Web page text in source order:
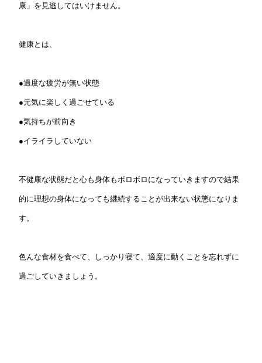
康」を見逃してはいけません。
健康とは、
●過度な疲労が無い状態
●元気に楽しく過ごせている
●気持ちが前向き
●イライラしていない
不健康な状態だと心も身体もボロボロになっていきますので結果
的に理想の身体になっても継続することが出来ない状態になりま
す。
色んな食材を食べて、しっかり寝て、適度に動くことを忘れずに
過ごしていきましょう。